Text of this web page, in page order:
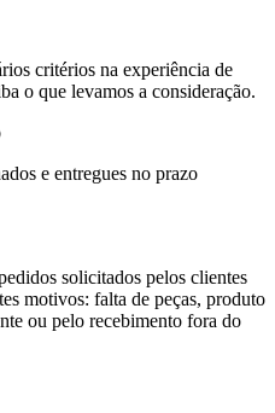
critérios na experiência de
o que levamos a consideração.
e entregues no prazo
solicitados pelos clientes
motivos: falta de peças, produto
ou pelo recebimento fora do